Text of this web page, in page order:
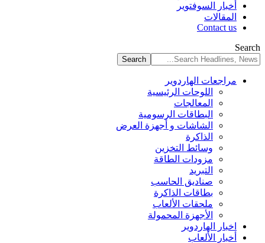
أخبار السوفتوير
المقالات
Contact us
Search
مراجعات الهاردوير
اللوحات الرئيسية
المعالجات
البطاقات الرسومية
الشاشات و أجهزة العرض
الذاكرة
وسائط التخزين
مزودات الطاقة
التبريد
صناديق الحاسب
بطاقات الذاكرة
ملحقات الألعاب
الأجهزة المحمولة
اخبار الهاردوير
أخبار الألعاب